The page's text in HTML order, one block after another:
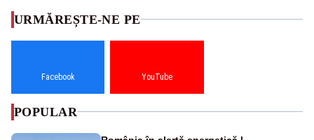
URMĂREȘTE-NE PE
Facebook YouTube
POPULAR